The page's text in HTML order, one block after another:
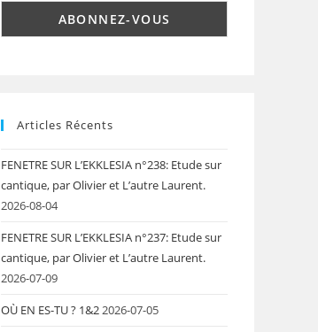
Articles Récents
FENETRE SUR L’EKKLESIA n°238: Etude sur
cantique, par Olivier et L’autre Laurent.
2026-08-04
FENETRE SUR L’EKKLESIA n°237: Etude sur
cantique, par Olivier et L’autre Laurent.
2026-07-09
OÙ EN ES-TU ? 1&22026-07-05